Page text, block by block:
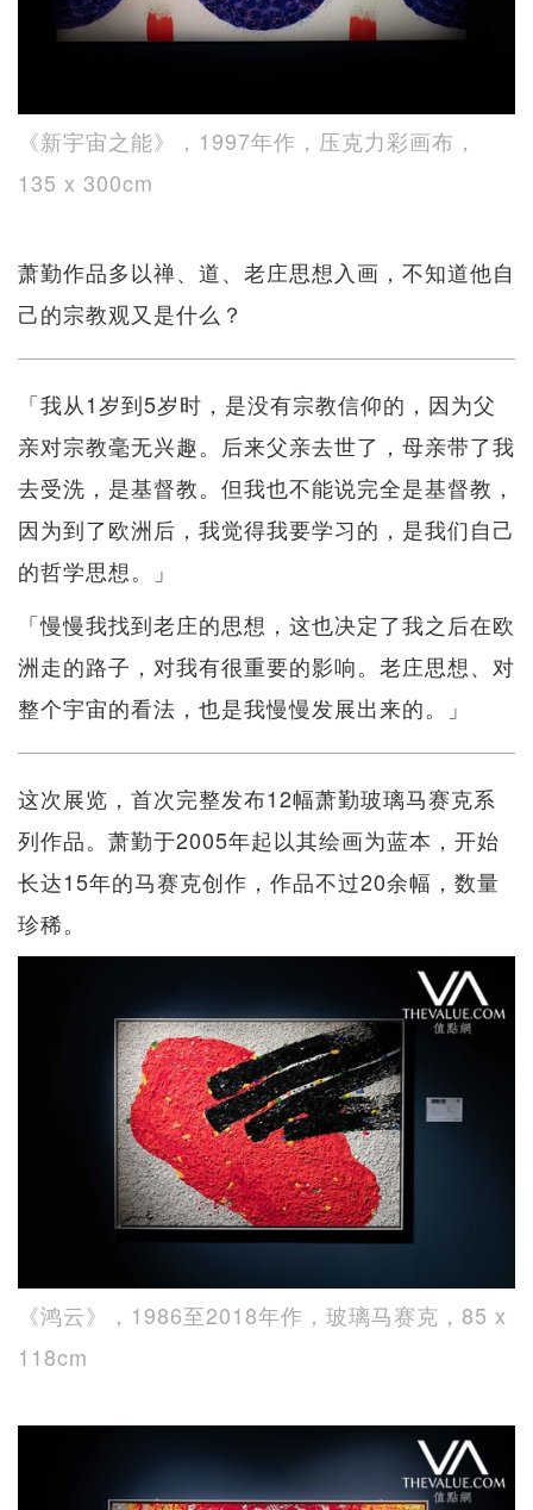
《新宇宙之能》，1997年作，压克力彩画布，
135 x 300cm
萧勤作品多以禅、道、老庄思想入画，不知道他自
己的宗教观又是什么？
「我从1岁到5岁时，是没有宗教信仰的，因为父
亲对宗教毫无兴趣。后来父亲去世了，母亲带了我
去受洗，是基督教。但我也不能说完全是基督教，
因为到了欧洲后，我觉得我要学习的，是我们自己
的哲学思想。」
「慢慢我找到老庄的思想，这也决定了我之后在欧
洲走的路子，对我有很重要的影响。老庄思想、对
整个宇宙的看法，也是我慢慢发展出来的。」
这次展览，首次完整发布12幅萧勤玻璃马赛克系
列作品。萧勤于2005年起以其绘画为蓝本，开始
长达15年的马赛克创作，作品不过20余幅，数量
珍稀。
《鸿云》，1986至2018年作，玻璃马赛克，85 x
118cm